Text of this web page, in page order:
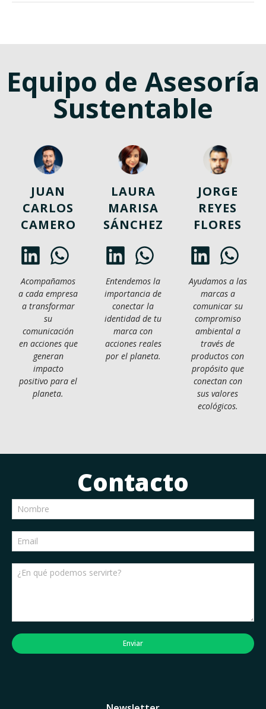
Equipo de Asesoría
Sustentable
JUAN
CARLOS
CAMERO
Acompañamos
a cada empresa
a transformar
su
comunicación
en acciones que
generan
impacto
positivo para el
planeta.
LAURA
MARISA
SÁNCHEZ
Entendemos la
importancia de
conectar la
identidad de tu
marca con
acciones reales
por el planeta.
JORGE
REYES
FLORES
Ayudamos a las
marcas a
comunicar su
compromiso
ambiental a
través de
productos con
propósito que
conectan con
sus valores
ecológicos.
Contacto
Enviar